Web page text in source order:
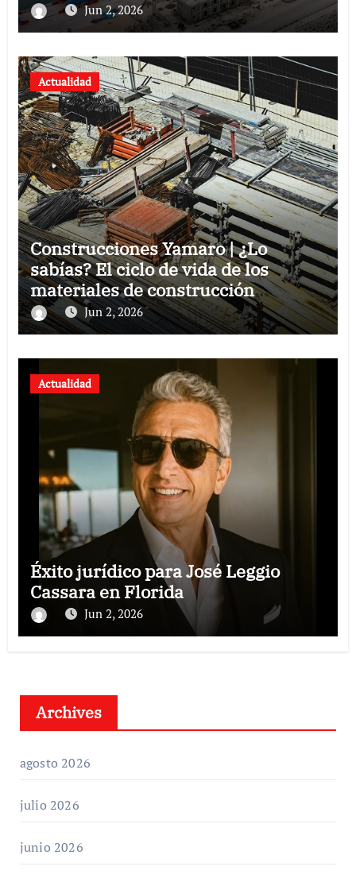
Jun 2, 2026
Actualidad
Construcciones Yamaro | ¿Lo
sabías? El ciclo de vida de los
materiales de construcción
revoluciona eficiencia en proyectos
modernos
Jun 2, 2026
Actualidad
Éxito jurídico para José Leggio
Cassara en Florida
Jun 2, 2026
Archives
agosto 2026
julio 2026
junio 2026